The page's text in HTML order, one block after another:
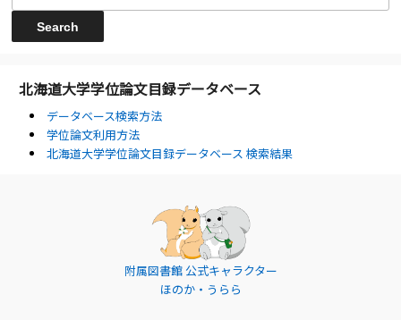
北海道大学学位論文目録データベース
データベース検索方法
学位論文利用方法
北海道大学学位論文目録データベース 検索結果
附属図書館 公式キャラクター
ほのか・うらら